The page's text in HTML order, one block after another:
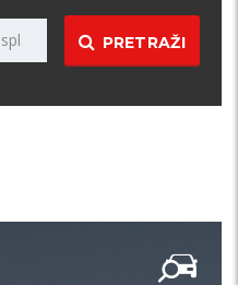
PRETRAŽI